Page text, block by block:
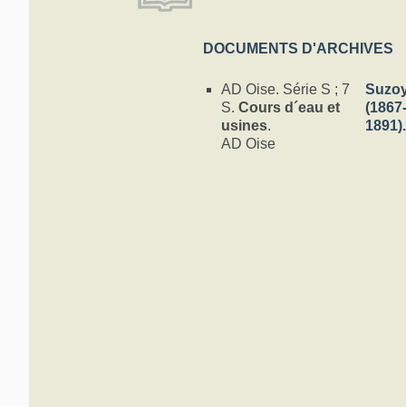
DOCUMENTS D'ARCHIVES
AD Oise. Série S ; 7
S. Cours d´eau et
usines.
AD Oise
1891).